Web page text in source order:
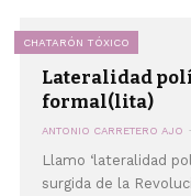
CHATARÓN TÓXICO
Lateralidad
formal(lita)
ANTONIO CARRETERO AJO
Llamo ‘lateralidad
surgida de la